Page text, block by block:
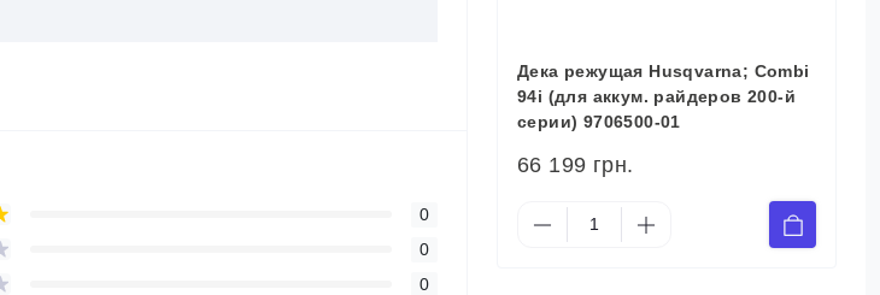
0
0
0
Дека режущая Husqvarna; Сombi
94i (для аккум. райдеров 200-й
серии) 9706500-01
66 199 грн.